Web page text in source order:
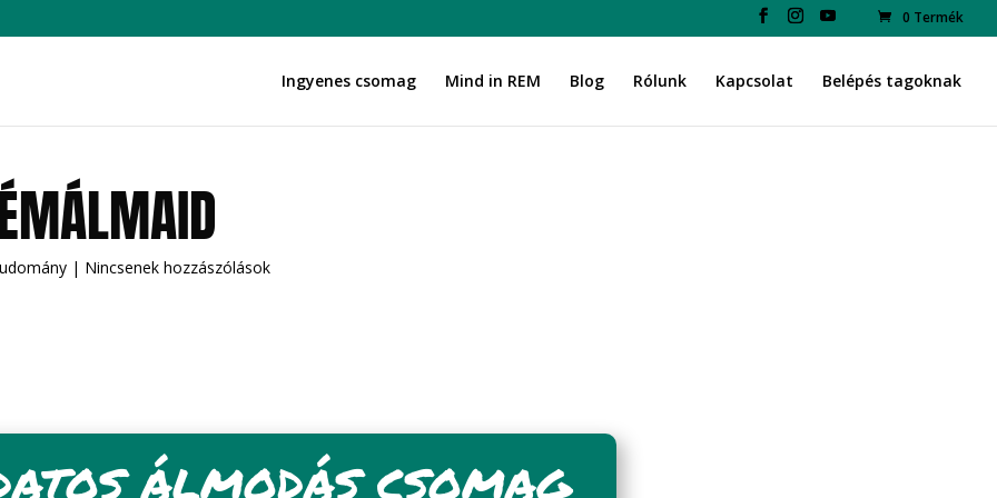
0 Termék
Ingyenes csomag Mind in REM Blog Rólunk Kapcsolat Belépés tagoknak
| Nincsenek hozzászólások
ÁLMODÁS CSOMAG